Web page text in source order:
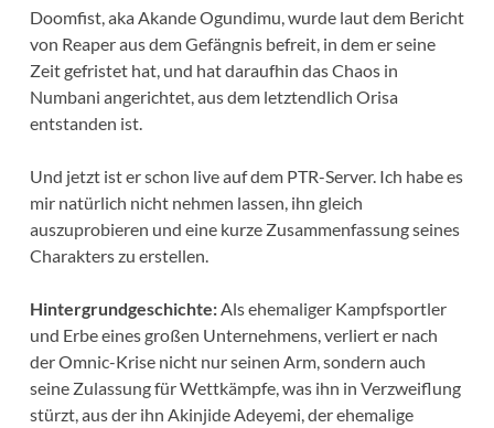
Doomfist, aka Akande Ogundimu, wurde laut dem Bericht
von Reaper aus dem Gefängnis befreit, in dem er seine
Zeit gefristet hat, und hat daraufhin das Chaos in
Numbani angerichtet, aus dem letztendlich Orisa
entstanden ist.
Und jetzt ist er schon live auf dem PTR-Server. Ich habe es
mir natürlich nicht nehmen lassen, ihn gleich
auszuprobieren und eine kurze Zusammenfassung seines
Charakters zu erstellen.
Hintergrundgeschichte:Als ehemaliger Kampfsportler
und Erbe eines großen Unternehmens, verliert er nach
der Omnic-Krise nicht nur seinen Arm, sondern auch
seine Zulassung für Wettkämpfe, was ihn in Verzweiflung
stürzt, aus der ihn Akinjide Adeyemi, der ehemalige